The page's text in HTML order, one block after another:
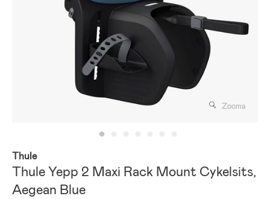
Zooma
Thule
Thule Yepp 2 Maxi Rack Mount Cykelsits,
Aegean Blue